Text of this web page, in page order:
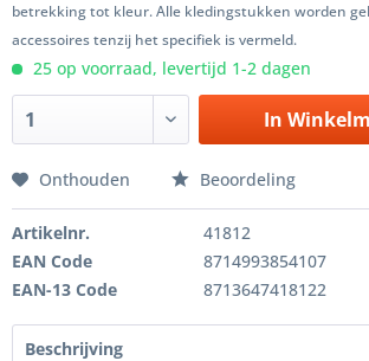
betrekking tot kleur. Alle kledingstukken worden
accessoires tenzij het specifiek is vermeld.
25 op voorraad, levertijd 1-2 dagen
In
Onthouden Beoordeling
Artikelnr.
41812
EAN Code
8714993854107
EAN-13 Code
8713647418122
Beschrijving